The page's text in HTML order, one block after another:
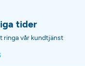
tider
ringa vår kundtjänst